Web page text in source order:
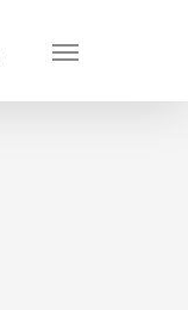
Menu